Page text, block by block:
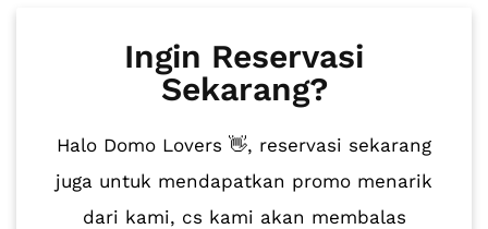
Ingin Reservasi
Sekarang?
Halo Domo Lovers 👋, reservasi sekarang
juga untuk mendapatkan promo menarik
dari kami, cs kami akan membalas